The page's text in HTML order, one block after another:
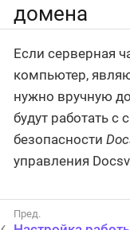
домена
Если серверная
компьютер,
нужно вручную
будут работать с
безопасности
управления